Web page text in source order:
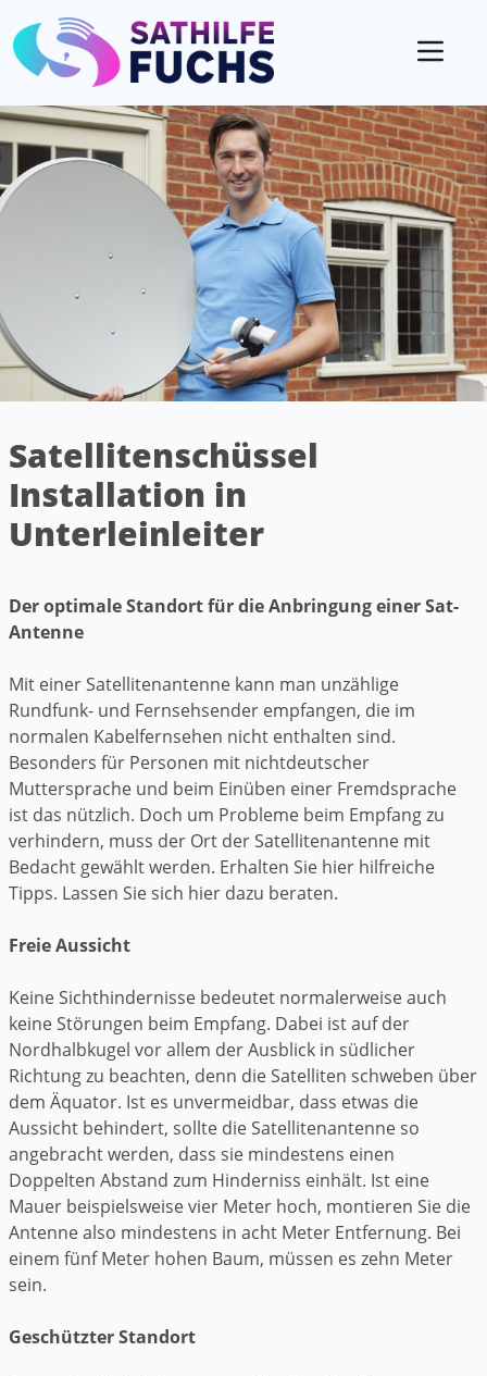
Satellitenschüssel
Installation in
Unterleinleiter
Der optimale Standort für die Anbringung einer Sat-
Antenne
Mit einer Satellitenantenne kann man unzählige
Rundfunk- und Fernsehsender empfangen, die im
normalen Kabelfernsehen nicht enthalten sind.
Besonders für Personen mit nichtdeutscher
Muttersprache und beim Einüben einer Fremdsprache
ist das nützlich. Doch um Probleme beim Empfang zu
verhindern, muss der Ort der Satellitenantenne mit
Bedacht gewählt werden. Erhalten Sie hier hilfreiche
Tipps. Lassen Sie sich hier dazu beraten.
Freie Aussicht
Keine Sichthindernisse bedeutet normalerweise auch
keine Störungen beim Empfang. Dabei ist auf der
Nordhalbkugel vor allem der Ausblick in südlicher
Richtung zu beachten, denn die Satelliten schweben über
dem Äquator. Ist es unvermeidbar, dass etwas die
Aussicht behindert, sollte die Satellitenantenne so
angebracht werden, dass sie mindestens einen
Doppelten Abstand zum Hinderniss einhält. Ist eine
Mauer beispielsweise vier Meter hoch, montieren Sie die
Antenne also mindestens in acht Meter Entfernung. Bei
einem fünf Meter hohen Baum, müssen es zehn Meter
sein.
Geschützter Standort